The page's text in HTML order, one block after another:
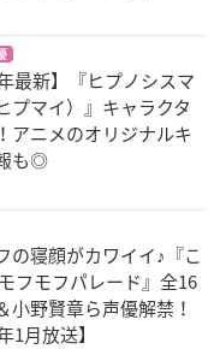
年最新】『ヒプノシスマ
プマイ）』キャラクタ
アニメのオリジナルキ
も◎
の寝顔がカワイイ♪『こ
フモフパレード』全16
小野賢章ら声優解禁！
1月放送】